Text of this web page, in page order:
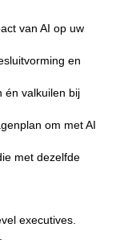
van AI op uw
en
én valkuilen bij
om met AI
met dezelfde
executives.